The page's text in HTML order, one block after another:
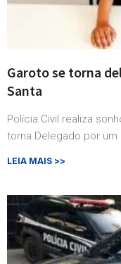
Garoto se torna
Santa
Polícia Civil realiza
torna Delegado por
LEIA MAIS >>